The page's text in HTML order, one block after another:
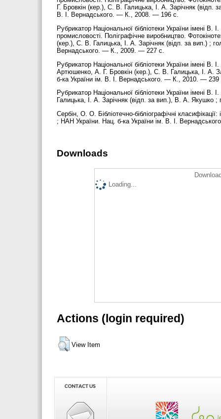
Г. Бровкін (кер.), С. В. Галицька, І. А. Зарічняк
В. І. Вернадського. — К., 2008. — 196 с.
Рубрикатор Національної бібліотеки України імені
промисловості. Поліграфічне виробництво.
(кер.), С. В. Галицька, І. А. Зарічняк (відп. за вип.) ;
Вернадського. — К., 2009. — 227 с.
Рубрикатор Національної бібліотеки України імені В.
Артюшенко, А. Г. Бровкін (кер.), С. В. Галицька, І. А.
б-ка України ім. В. І. Вернадського. — К., 2010. —
Рубрикатор Національної бібліотеки України імені
Галицька, І. А. Зарічняк (відп. за вип.), В. А.
Сербін, О. О. Бібліотечно-бібліографічні
; НАН України. Нац. б-ка України ім. В. І.
Downloads
Loading...
Actions (login required)
View Item